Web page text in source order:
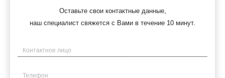
Оставьте свои контактные данные,
наш специалист свяжется с Вами в течение 10 минут.
Имя
Телефон